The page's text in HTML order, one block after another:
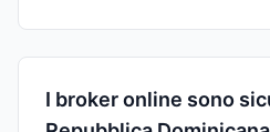
I broker online sono